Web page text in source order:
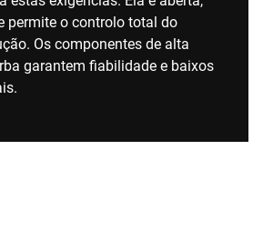
permite o controlo total do
Os componentes de alta
garantem fiabilidade e baixos